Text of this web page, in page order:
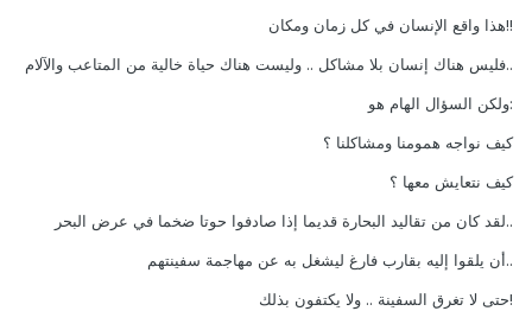
!!هذا واقع الإنسان في كل زمان ومكان
..فليس هناك إنسان بلا مشاكل .. وليست هناك حياة خالية من المتاعب والآلام
:ولكن السؤال الهام هو
كيف نواجه همومنا ومشاكلنا ؟
كيف نتعايش معها ؟
..لقد كان من تقاليد البحارة قديما إذا صادفوا حوتا ضخما في عرض البحر
..أن يلقوا إليه بقارب فارغ ليشغل به عن مهاجمة سفينتهم
!حتى لا تغرق السفينة .. ولا يكتفون بذلك